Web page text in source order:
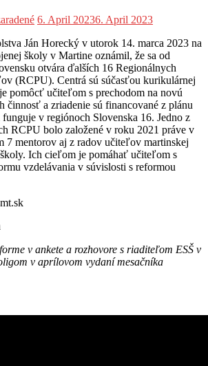
6. April 20236. April 2023
Ján Horecký v utorok 14. marca 2023 na
školy v Martine oznámil, že sa od
otvára ďalších 16 Regionálnych
(RCPU). Centrá sú súčasťou kurikulárnej
pomôcť učiteľom s prechodom na novú
činnosť a zriadenie sú financované z plánu
v regiónoch Slovenska 16. Jedno z
RCPU bolo založené v roku 2021 práve v
7 mentorov aj z radov učiteľov martinskej
Ich cieľom je pomáhať učiteľom s
vzdelávania v súvislosti s reformou
v ankete a rozhovore s riaditeľom ESŠ v
v aprílovom vydaní mesačníka